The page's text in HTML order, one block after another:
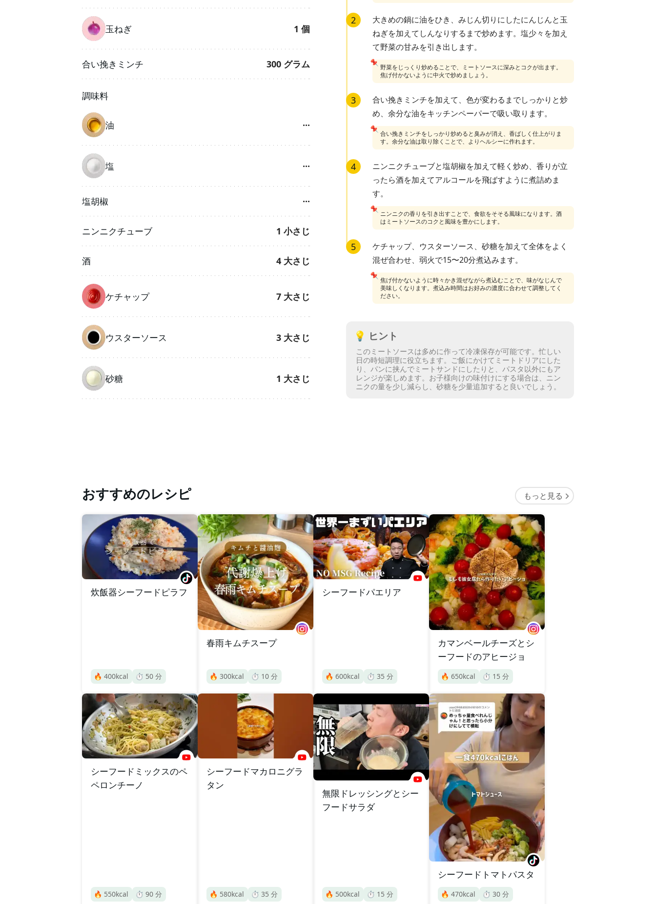
玉ねぎ 1 個
合い挽きミンチ 300 グラム
調味料
油 ···
塩 ···
塩胡椒 ···
ニンニクチューブ 1 小さじ
酒 4 大さじ
ケチャップ 7 大さじ
ウスターソース 3 大さじ
砂糖 1 大さじ
2
大きめの鍋に油をひき、みじん切りにしたにんじんと玉
ねぎを加えてしんなりするまで炒めます。塩少々を加え
て野菜の甘みを引き出します。
野菜をじっくり炒めることで、ミートソースに深みとコクが出ます。
焦げ付かないように中火で炒めましょう。
📌
3
合い挽きミンチを加えて、色が変わるまでしっかりと炒
め、余分な油をキッチンペーパーで吸い取ります。
合い挽きミンチをしっかり炒めると臭みが消え、香ばしく仕上がりま
す。余分な油は取り除くことで、よりヘルシーに作れます。
📌
4
ニンニクチューブと塩胡椒を加えて軽く炒め、香りが立
ったら酒を加えてアルコールを飛ばすように煮詰めま
す。
ニンニクの香りを引き出すことで、食欲をそそる風味になります。酒
はミートソースのコクと風味を豊かにします。
📌
5
ケチャップ、ウスターソース、砂糖を加えて全体をよく
混ぜ合わせ、弱火で15〜20分煮込みます。
焦げ付かないように時々かき混ぜながら煮込むことで、味がなじんで
美味しくなります。煮込み時間はお好みの濃度に合わせて調整してく
ださい。
📌
💡 ヒント
このミートソースは多めに作って冷凍保存が可能です。忙しい
日の時短調理に役立ちます。 ご飯にかけてミートドリアにした
り、パンに挟んでミートサンドにしたりと、パスタ以外にもア
レンジが楽しめます。 お子様向けの味付けにする場合は、ニン
ニクの量を少し減らし、砂糖を少量追加すると良いでしょう。
おすすめのレシピ もっと見る
炊飯器シーフードピラフ
🔥 400kcal ⏱️ 50 分
春雨キムチスープ
🔥 300kcal ⏱️ 10 分
シーフードパエリア
🔥 600kcal ⏱️ 35 分
カマンベールチーズとシ
ーフードのアヒージョ
🔥 650kcal ⏱️ 15 分
シーフードミックスのペ
ペロンチーノ
🔥 550kcal ⏱️ 90 分
シーフードマカロニグラ
タン
🔥 580kcal ⏱️ 35 分
無限ドレッシングとシー
フードサラダ
🔥 500kcal ⏱️ 15 分
シーフードトマトパスタ
🔥 470kcal ⏱️ 30 分